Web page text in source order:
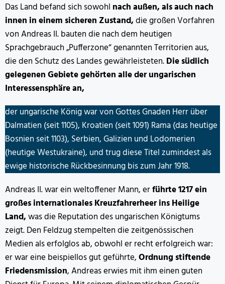
Das Land befand sich sowohl nach außen, als auch nach
innen in einem sicheren Zustand,die großen Vorfahren
von Andreas II. bauten die nach dem heutigen
Sprachgebrauch „Pufferzone“ genannten Territorien aus,
die den Schutz des Landes gewährleisteten.Die südlich
gelegenen Gebiete gehörten alle der ungarischen
Interessensphäre an,
der ungarische König war von Gottes Gnaden Herr über
Dalmatien (seit 1105), Kroatien (seit 1091) Rama (das heutige
Bosnien seit 1103), Serbien, Galizien und Lodomerien
(heutige Westukraine), und trug diese Titel zumindest als
ewige historische Rückbesinnung bis zum Jahr 1918.
Andreas II. war ein weltoffener Mann, erführte 1217 ein
großes internationales Kreuzfahrerheer ins Heilige
Land,was die Reputation des ungarischen Königtums
zeigt. Den Feldzug stempelten die zeitgenössischen
Medien als erfolglos ab, obwohl er recht erfolgreich war:
er war eine beispiellos gut geführte,Ordnung stiftende
Friedensmission, Andreas erwies mit ihm einen guten